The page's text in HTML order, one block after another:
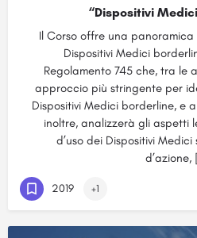
“Dispositivi
Il Corso offre una
Dispositivi Medici
Regolamento 745 che, tra le
approccio più stringente per
Dispositivi Medici borderline, e
inoltre, analizzerà gli aspetti
d’uso dei Dispositivi
d’azione,
2019 +1